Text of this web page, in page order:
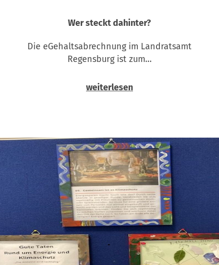
Wer steckt dahinter?
Die eGehaltsabrechnung im Landratsamt
Regensburg ist zum…
weiterlesen